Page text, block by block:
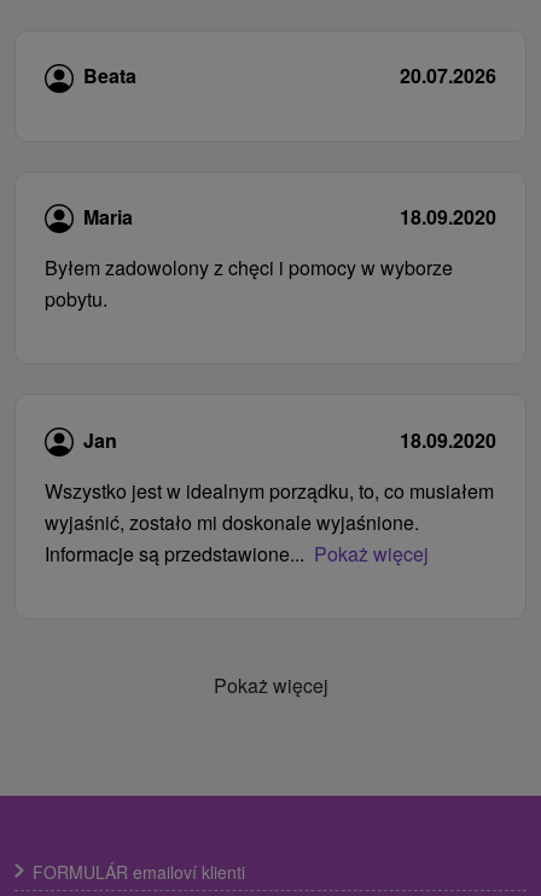
Beata 20.07.2026
Maria
18.09.2020
Byłem zadowolony z chęci i pomocy w wyborze
pobytu.
Jan
18.09.2020
Wszystko jest w idealnym porządku, to, co musiałem
wyjaśnić, zostało mi doskonale wyjaśnione.
Informacje są przedstawione... Pokaż więcej
Pokaż więcej
FORMULÁR emailoví klienti